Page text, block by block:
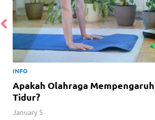
INFO
Apakah Olahraga
Tidur?
January 5